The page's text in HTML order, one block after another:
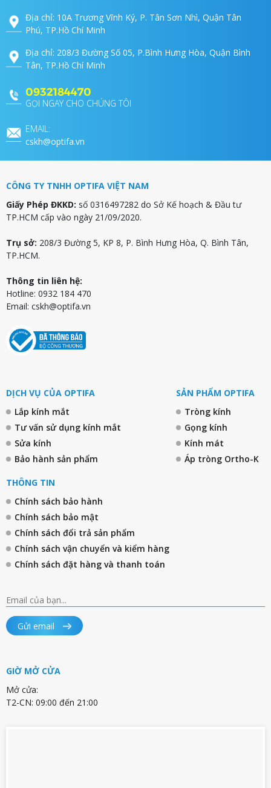
Địa chỉ: 10A Trương Vĩnh Ký, P. Tân Sơn Nhì, Quận Tân
Phú, TP.Hồ Chí Minh
Địa chỉ: 208/3 Đường Số 05, P.Bình Hưng Hòa, Quận Bình
Tân, TP.Hồ Chí Minh
0932184470
GỌI NGAY CHO CHÚNG TÔI
EMAIL:
cskh@optifa.vn
CÔNG TY TNHH OPTIFA VIỆT NAM
Giấy Phép ĐKKD: số 0316497282 do Sở Kế hoạch & Đầu tư
TP.HCM cấp vào ngày 21/09/2020.
Trụ sở: 208/3 Đường 5, KP 8, P. Bình Hưng Hòa, Q. Bình Tân,
TP.HCM.
Thông tin liên hệ:
Hotline: 0932 184 470
Email: cskh@optifa.vn
DỊCH VỤ CỦA OPTIFA
Lắp kính mắt
Tư vấn sử dụng kính mắt
Sửa kính
Bảo hành sản phẩm
SẢN PHẨM OPTIFA
Tròng kính
Gọng kính
Kính mát
Áp tròng Ortho-K
THÔNG TIN
Chính sách bảo hành
Chính sách bảo mật
Chính sách đổi trả sản phẩm
Chính sách vận chuyển và kiểm hàng
Chính sách đặt hàng và thanh toán
Gửi email
GIỜ MỞ CỬA
Mở cửa:
T2-CN: 09:00 đến 21:00